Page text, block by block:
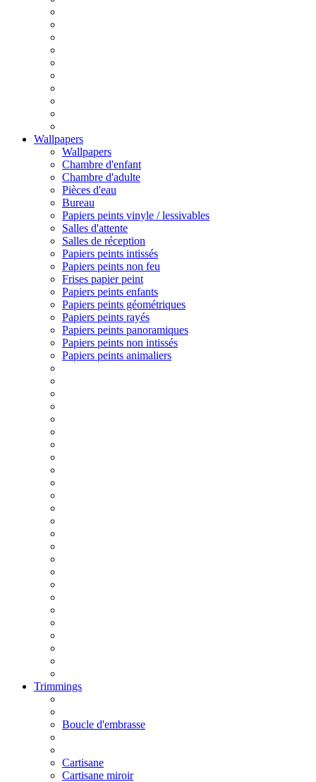
Wallpapers
Wallpapers
Chambre d'enfant
Chambre d'adulte
Pièces d'eau
Bureau
Papiers peints vinyle / lessivables
Salles d'attente
Salles de réception
Papiers peints intissés
Papiers peints non feu
Frises papier peint
Papiers peints enfants
Papiers peints géométriques
Papiers peints rayés
Papiers peints panoramiques
Papiers peints non intissés
Papiers peints animaliers
Trimmings
Boucle d'embrasse
Cartisane
Cartisane miroir